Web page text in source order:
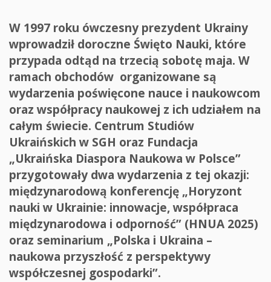
W 1997 roku ówczesny prezydent Ukrainy
wprowadził doroczne Święto Nauki, które
przypada odtąd na trzecią sobotę maja. W
ramach obchodów organizowane są
wydarzenia poświęcone nauce i naukowcom
oraz współpracy naukowej z ich udziałem na
całym świecie. Centrum Studiów
Ukraińskich w SGH oraz Fundacja
„Ukraińska Diaspora Naukowa w Polsce”
przygotowały dwa wydarzenia z tej okazji:
międzynarodową konferencję „Horyzont
nauki w Ukrainie: innowacje, współpraca
międzynarodowa i odporność” (HNUA 2025)
oraz seminarium „Polska i Ukraina –
naukowa przyszłość z perspektywy
współczesnej gospodarki”.